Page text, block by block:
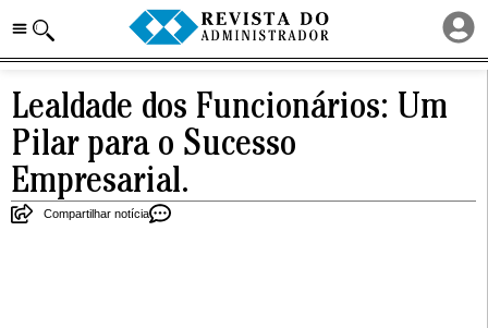
Lealdade dos Funcionários: Um
Pilar para o Sucesso
Empresarial.
Compartilhar notícia